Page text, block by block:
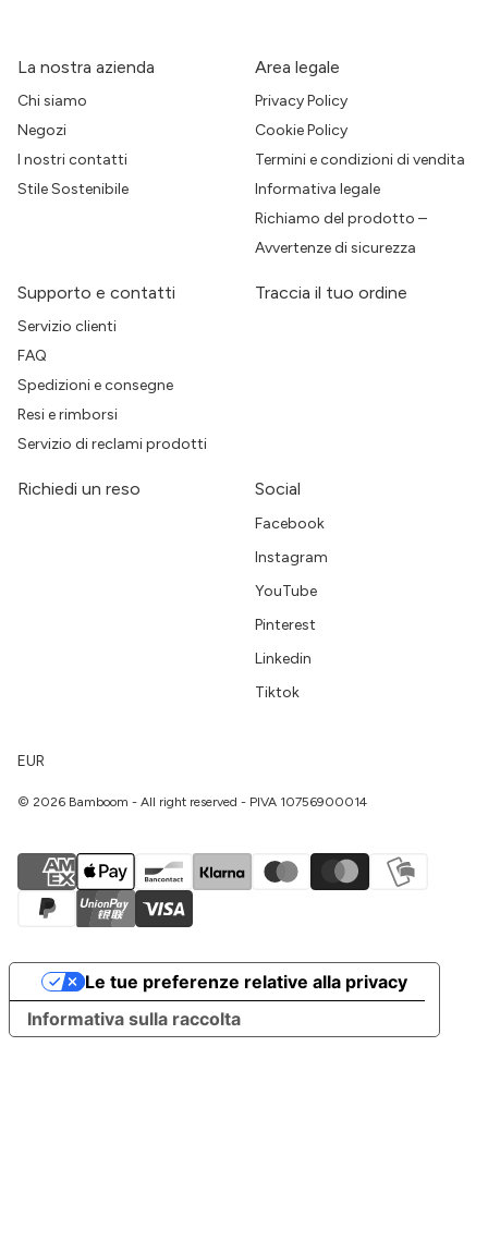
La nostra azienda
Chi siamo
Negozi
I nostri contatti
Stile Sostenibile
Area legale
Privacy Policy
Cookie Policy
Termini e condizioni di vendita
Informativa legale
Richiamo del prodotto –
Avvertenze di sicurezza
Supporto e contatti
Servizio clienti
FAQ
Spedizioni e consegne
Resi e rimborsi
Servizio di reclami prodotti
Traccia il tuo ordine
Richiedi un reso Social
Facebook
Instagram
YouTube
Pinterest
Linkedin
Tiktok
EUR
© 2026 Bamboom - All right reserved - PIVA 10756900014
Informativa sulla raccolta
Le tue preferenze relative alla privacy